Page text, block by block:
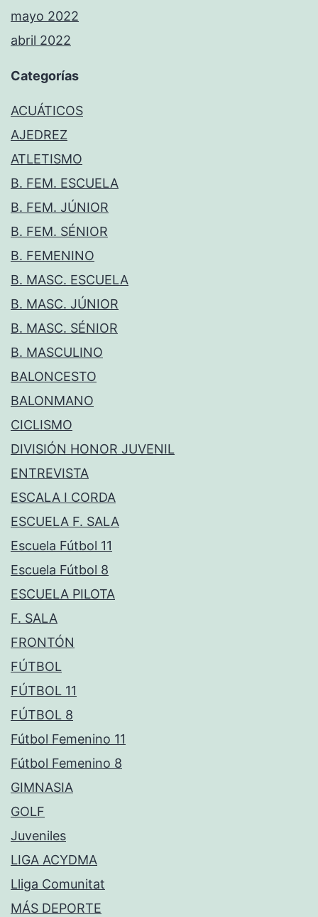
mayo 2022
abril 2022
Categorías
ACUÁTICOS
AJEDREZ
ATLETISMO
B. FEM. ESCUELA
B. FEM. JÚNIOR
B. FEM. SÉNIOR
B. FEMENINO
B. MASC. ESCUELA
B. MASC. JÚNIOR
B. MASC. SÉNIOR
B. MASCULINO
BALONCESTO
BALONMANO
CICLISMO
DIVISIÓN HONOR JUVENIL
ENTREVISTA
ESCALA I CORDA
ESCUELA F. SALA
Escuela Fútbol 11
Escuela Fútbol 8
ESCUELA PILOTA
F. SALA
FRONTÓN
FÚTBOL
FÚTBOL 11
FÚTBOL 8
Fútbol Femenino 11
Fútbol Femenino 8
GIMNASIA
GOLF
Juveniles
LIGA ACYDMA
Lliga Comunitat
MÁS DEPORTE